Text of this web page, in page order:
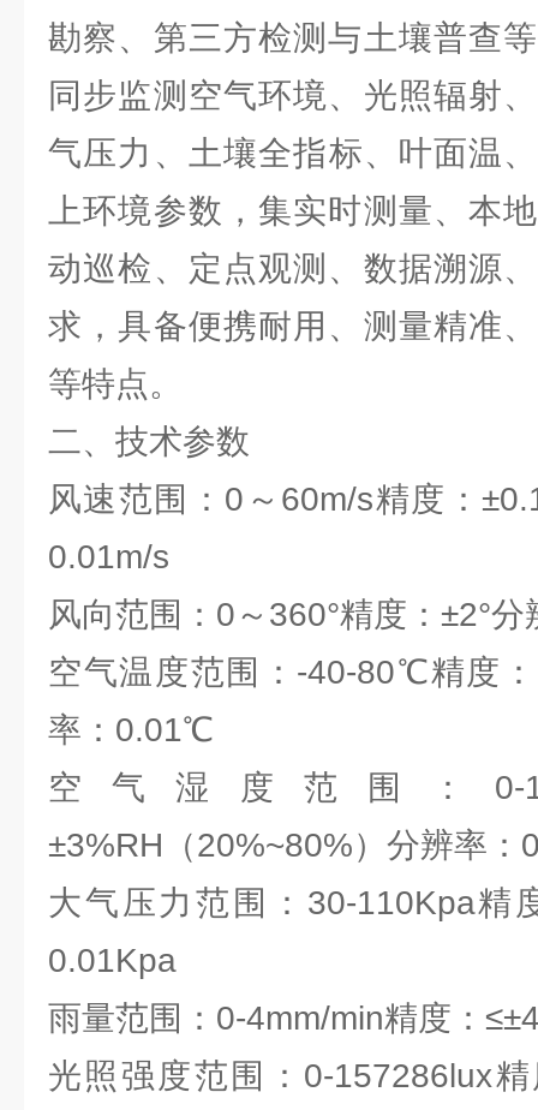
勘察、第三方检测与土壤普查
同步监测空气环境、光照辐射
气压力、土壤全指标、叶面温
上环境参数，集实时测量、本
动巡检、定点观测、数据溯源
求，具备便携耐用、测量精准
等特点。
二、技术参数
风速范围：0～60m/s精度：
0.01m/s
风向范围：0～360°精度：±2°分
空气温度范围：-40-80℃精度
率：0.01℃
空气湿度范围：0-
±3%RH（20%~80%）分辨率：
大气压力范围：30-110Kpa精
0.01Kpa
雨量范围：0-4mm/min精度：
光照强度范围：0-157286lux